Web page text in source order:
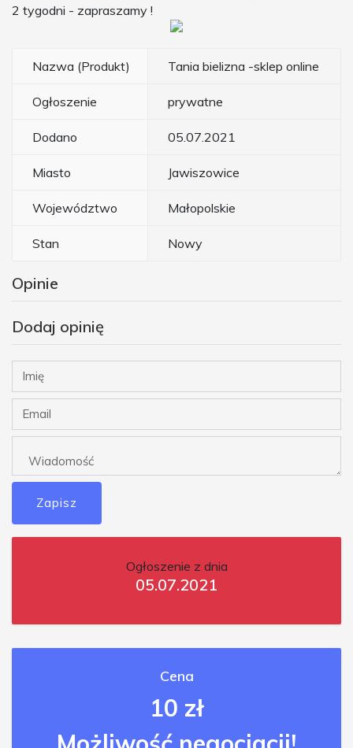
2 tygodni - zapraszamy !
Nazwa (Produkt) Tania bielizna -sklep online
Ogłoszenie prywatne
Dodano 05.07.2021
Miasto Jawiszowice
Województwo Małopolskie
Stan Nowy
Opinie
Dodaj opinię
Zapisz
Ogłoszenie z dnia
05.07.2021
Cena
10 zł